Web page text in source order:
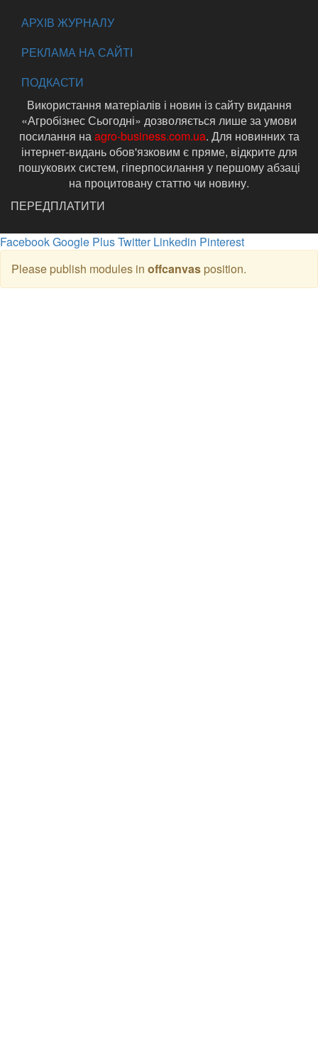
АРХІВ ЖУРНАЛУ
РЕКЛАМА НА САЙТІ
ПОДКАСТИ
Використання матеріалів і новин із сайту видання
«Агробізнес Сьогодні» дозволяється лише за умови
посилання наagro-business.com.ua. Для новинних та
інтернет-видань обов'язковим є пряме, відкрите для
пошукових систем, гіперпосилання у першому абзаці
на процитовану статтю чи новину.
ПЕРЕДПЛАТИТИ
FacebookGoogle PlusTwitter Linkedin Pinterest
Please publish modules in offcanvas position.